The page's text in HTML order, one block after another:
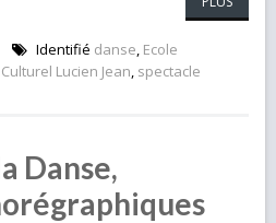
Identifié danse, Ecole
Lucien Jean, spectacle
Danse,